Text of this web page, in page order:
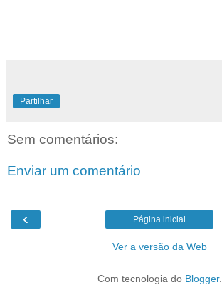
Partilhar
Sem comentários:
Enviar um comentário
‹ Página inicial
Ver a versão da Web
Com tecnologia do Blogger.